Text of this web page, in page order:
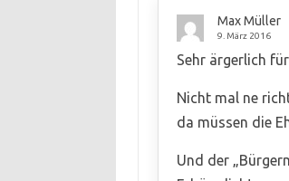
Max Müller
9. März 2016
Sehr ärgerlich
Nicht mal ne
da müssen die
Und der